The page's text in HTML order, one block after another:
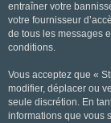
entraîner votre
votre fournisseur
de tous les messages
conditions.
Vous acceptez que «
modifier, déplacer ou
seule discrétion. En
informations que vous